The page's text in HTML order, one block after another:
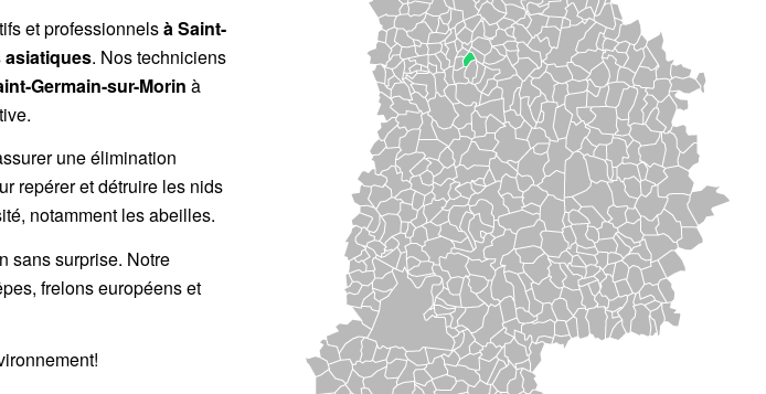
et professionnelsà Saint-
. Nos techniciens
Germain-sur-Morin à
une élimination
repérer et détruire les nids
notamment les abeilles.
sans surprise. Notre
frelons européens et